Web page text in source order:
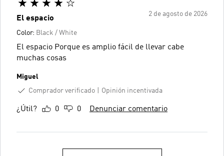
2 de agosto de 2026
El espacio
Color: Black / White
El espacio Porque es amplio fácil de llevar cabe
muchas cosas
Miguel
Comprador verificado
Opinión incentivada
¿Útil? 0 0 Denunciar comentario